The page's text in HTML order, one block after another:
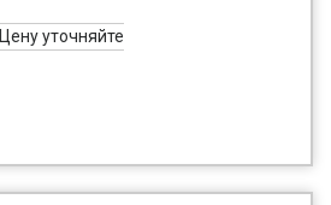
Цену уточняйте